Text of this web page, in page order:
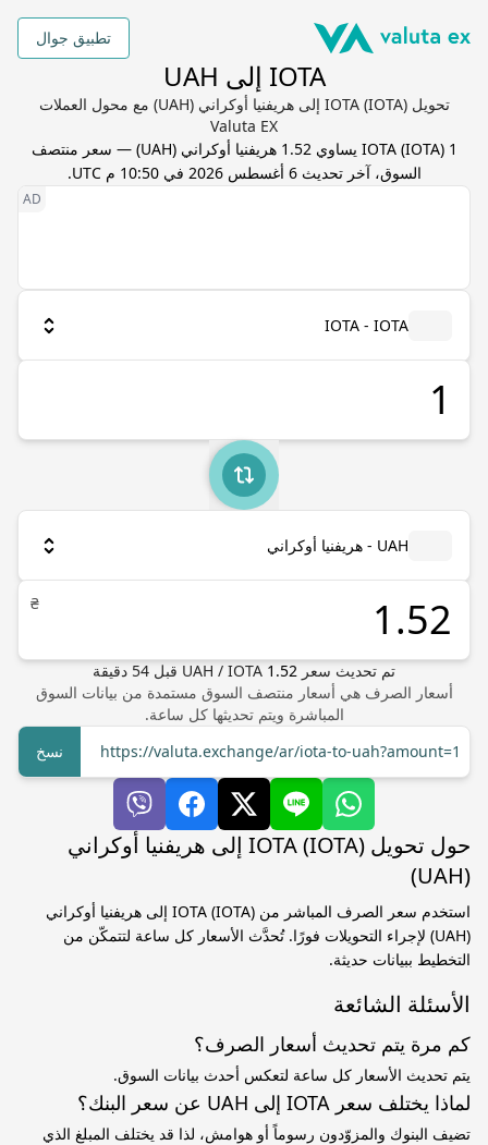
تطبيق جوال
IOTA إلى UAH
تحويل IOTA (IOTA) إلى هريفنيا أوكراني (UAH) مع محول العملات
Valuta EX
1
IOTA(IOTA) يساوي 1.52 هريفنيا أوكراني (
UAH) — سعر منتصف
السوق، آخر تحديث6 أغسطس 2026 في 10:50 م UTC .
IOTA - IOTA
UAH - هريفنيا أوكراني
₴
تم تحديث سعر UAH / IOTA 1.52 قبل 54 دقيقة
أسعار الصرف هي أسعار منتصف السوق مستمدة من بيانات السوق
المباشرة ويتم تحديثها كل ساعة.
https://valuta.exchange/ar/iota-to-uah?amount=1
نسخ
حول تحويل IOTA (IOTA) إلى هريفنيا أوكراني
(UAH)
استخدم سعر الصرف المباشر من IOTA (IOTA) إلى هريفنيا أوكراني
(UAH) لإجراء التحويلات فورًا. تُحدَّث الأسعار كل ساعة لتتمكّن من
التخطيط ببيانات حديثة.
الأسئلة الشائعة
كم مرة يتم تحديث أسعار الصرف؟
يتم تحديث الأسعار كل ساعة لتعكس أحدث بيانات السوق.
لماذا يختلف سعر IOTA إلى UAH عن سعر البنك؟
تضيف البنوك والمزوّدون رسوماً أو هوامش، لذا قد يختلف المبلغ الذي